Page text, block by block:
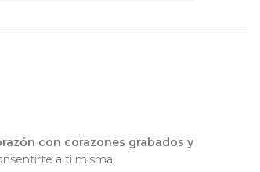
con corazones grabados y
a ti misma.